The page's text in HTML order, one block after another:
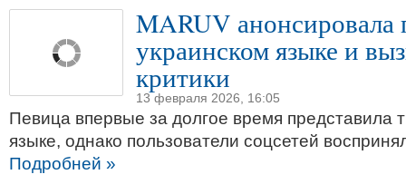
MARUV анонсировала
украинском языке и
критики
13 февраля 2026, 16:05
Певица впервые за долгое время представила
языке, однако пользователи соцсетей
Подробней »